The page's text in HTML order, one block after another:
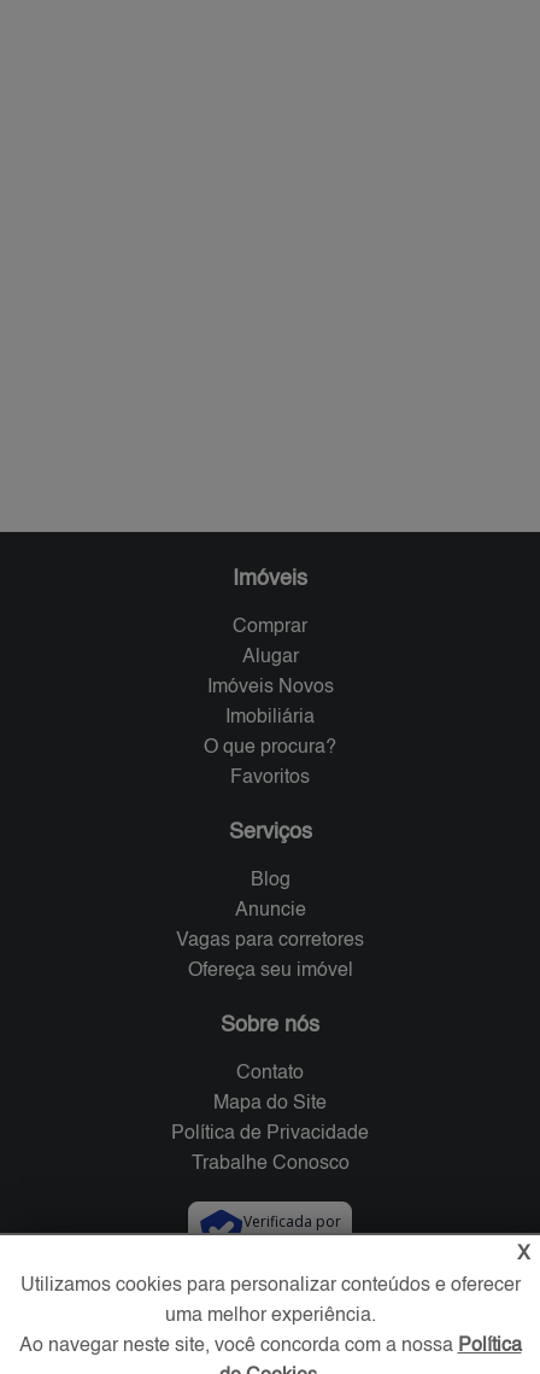
Imóveis
Comprar
Alugar
Imóveis Novos
Imobiliária
O que procura?
Favoritos
Serviços
Blog
Anuncie
Vagas para corretores
Ofereça seu imóvel
Sobre nós
Contato
Mapa do Site
Política de Privacidade
Trabalhe Conosco
Verificada por
Redes Sociais
X
Utilizamos cookies para personalizar conteúdos e oferecer
uma melhor experiência.
Ao navegar neste site, você concorda com a nossa Política